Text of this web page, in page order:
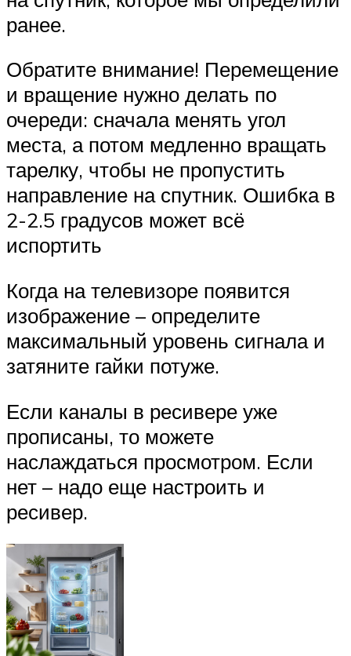
ранее.
Обратите внимание! Перемещение
и вращение нужно делать по
очереди: сначала менять угол
места, а потом медленно вращать
тарелку, чтобы не пропустить
направление на спутник. Ошибка в
2-2.5 градусов может всё
испортить
Когда на телевизоре появится
изображение – определите
максимальный уровень сигнала и
затяните гайки потуже.
Если каналы в ресивере уже
прописаны, то можете
наслаждаться просмотром. Если
нет – надо еще настроить и
ресивер.